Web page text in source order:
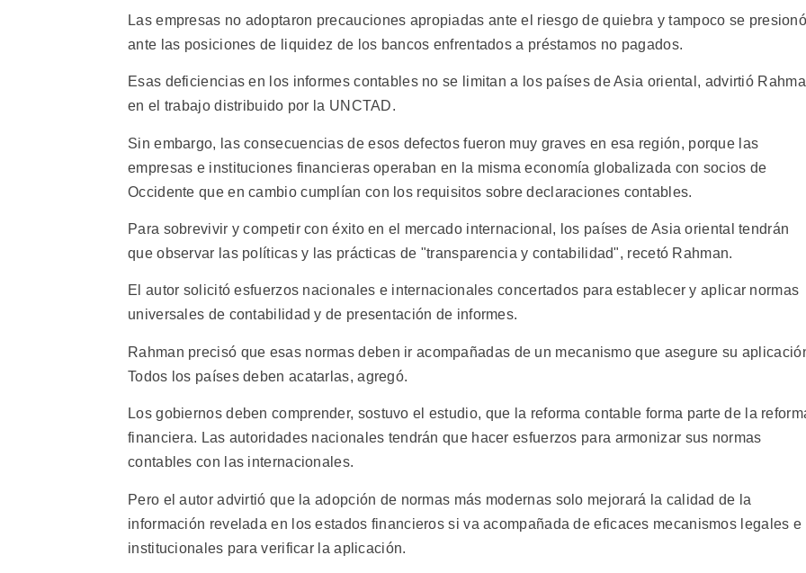
Las empresas no adoptaron precauciones apropiadas ante el riesgo de quiebra y tampoco se
ante las posiciones de liquidez de los bancos enfrentados a préstamos no pagados.
Esas deficiencias en los informes contables no se limitan a los países de Asia oriental, advirtió
en el trabajo distribuido por la UNCTAD.
Sin embargo, las consecuencias de esos defectos fueron muy graves en esa región, porque las
empresas e instituciones financieras operaban en la misma economía globalizada con socios de
Occidente que en cambio cumplían con los requisitos sobre declaraciones contables.
Para sobrevivir y competir con éxito en el mercado internacional, los países de Asia oriental tendrán
que observar las políticas y las prácticas de "transparencia y contabilidad", recetó Rahman.
El autor solicitó esfuerzos nacionales e internacionales concertados para establecer y aplicar normas
universales de contabilidad y de presentación de informes.
Rahman precisó que esas normas deben ir acompañadas de un mecanismo que asegure su
Todos los países deben acatarlas, agregó.
Los gobiernos deben comprender, sostuvo el estudio, que la reforma contable forma parte de la
financiera. Las autoridades nacionales tendrán que hacer esfuerzos para armonizar sus normas
contables con las internacionales.
Pero el autor advirtió que la adopción de normas más modernas solo mejorará la calidad de la
información revelada en los estados financieros si va acompañada de eficaces mecanismos legales e
institucionales para verificar la aplicación.